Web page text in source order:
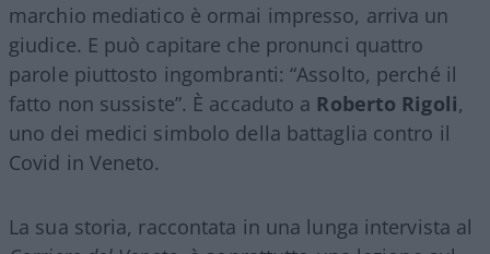
marchio mediatico è ormai impresso, arriva un
giudice. E può capitare che pronunci quattro
parole piuttosto ingombranti: “Assolto, perché il
fatto non sussiste”. È accaduto a Roberto Rigoli,
uno dei medici simbolo della battaglia contro il
Covid in Veneto.
La sua storia, raccontata in una lunga intervista al